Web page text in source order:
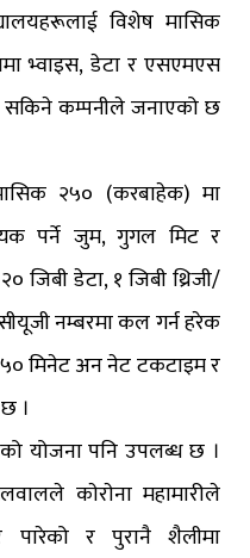
विशेष मासिक
भ्वाइस, डेटा र एसएमएस
कम्पनीले जनाएको छ
२५० (करबाहेक) मा
पर्ने जुम, गुगल मिट र
जिबी डेटा, १ जिबी थ्रिजी/
नम्बरमा कल गर्न हरेक
मिनेट अन नेट टकटाइम र
।
योजना पनि उपलब्ध छ ।
काेराेना महामारीले
पारेको र पुरानै शैलीमा